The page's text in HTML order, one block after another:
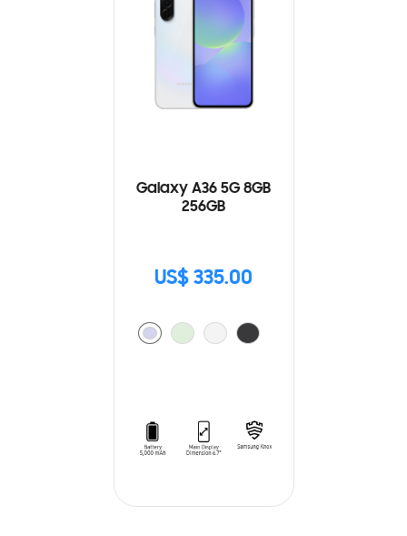
Galaxy A36 5G 8GB
256GB
US$ 335.00